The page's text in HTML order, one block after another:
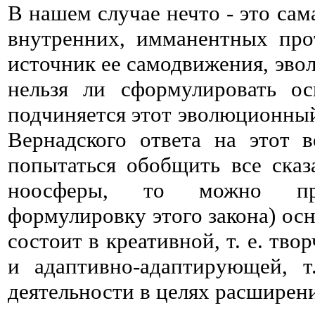
В нашем случае нечто - это
внутренних, имманентных
источник ее самодвижения,
нельзя ли сформулировать
подчиняется этот
Вернадского ответа на этот
попытаться обобщить все
ноосферы, то можно
формулировку этого закона)
состоит в креативной, т. е.
и адаптивно-адаптирующей,
деятельности в целях